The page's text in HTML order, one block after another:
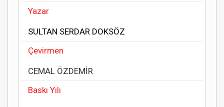
Yazar
SULTAN SERDAR DOKSÖZ
Çevirmen
CEMAL ÖZDEMİR
Baskı Yılı